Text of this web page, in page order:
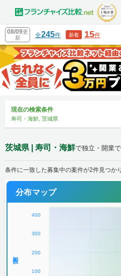
08/09更
新
全245件 新着 15件
現在の検索条件
寿司・海鮮, 茨城県
茨城県 | 寿司・海鮮で独立・開業
条件に一致した募集中の案件が2件見つか
分布マップ
400
300
200
100